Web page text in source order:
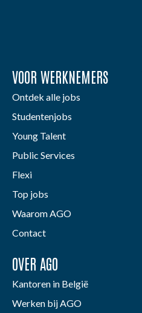
VOOR WERKNEMERS
Ontdek alle jobs
Studentenjobs
Young Talent
Public Services
Flexi
Top jobs
Waarom AGO
Contact
OVER AGO
Kantoren in België
Werken bij AGO